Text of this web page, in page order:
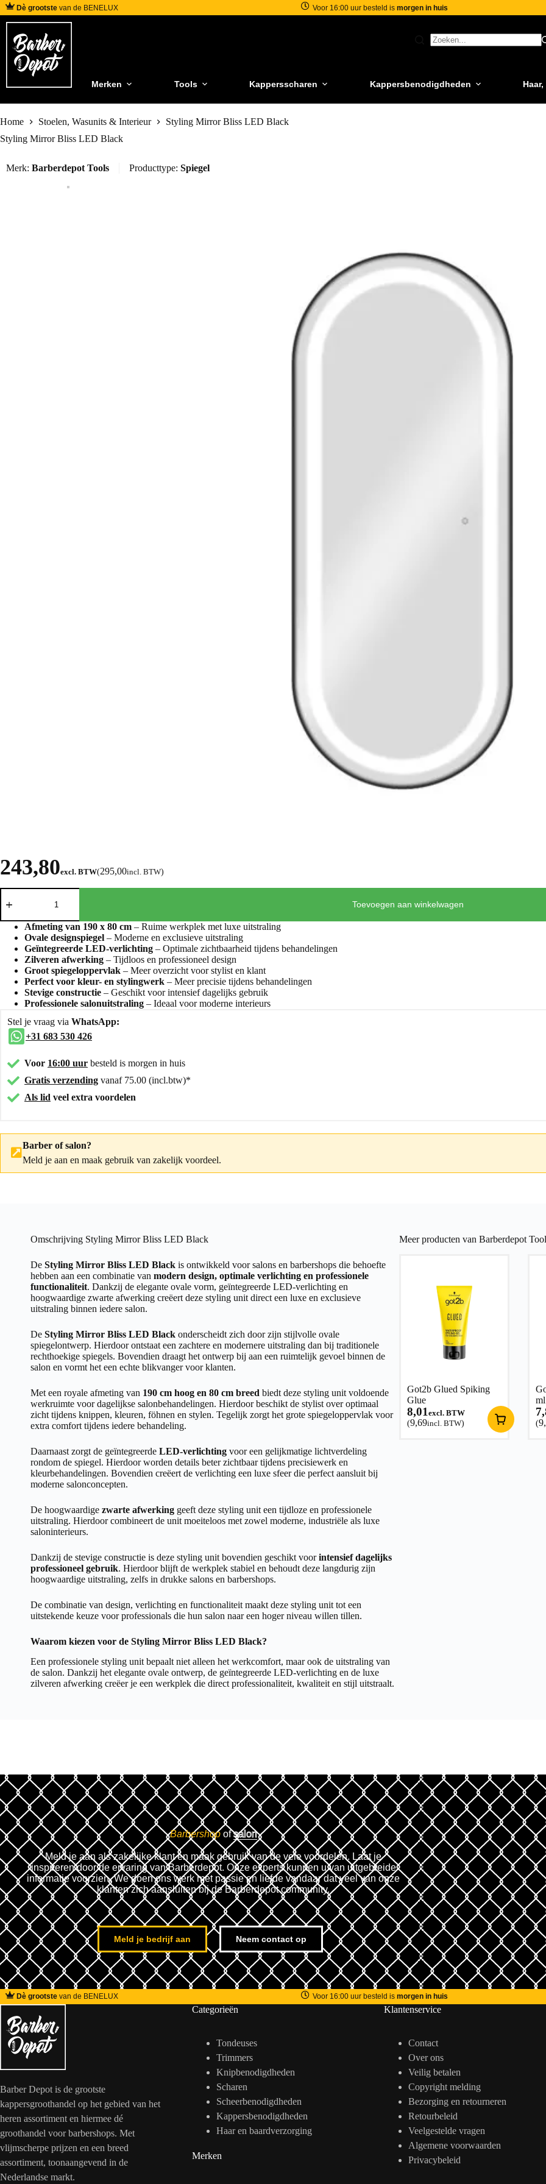
Dè grootste van de BENELUX Voor 16:00 uur besteld ismorgen in huis
Merken Tools Kappersscharen Kappersbenodigdheden
Home Stoelen, Wasunits & Interieur
Styling Mirror Bliss LED Black
Styling Mirror Bliss LED Black
Merk: Barberdepot Tools Producttype: Spiegel
243,80excl. BTW(295,00incl. BTW)
Toevoegen aan winkelwagen
Afmeting van 190 x 80 cm – Ruime werkplek met luxe uitstraling
Ovale designspiegel – Moderne en exclusieve uitstraling
Geïntegreerde LED-verlichting – Optimale zichtbaarheid tijdens behandelingen
Zilveren afwerking – Tijdloos en professioneel design
Groot spiegeloppervlak – Meer overzicht voor stylist en klant
Perfect voor kleur- en stylingwerk – Meer precisie tijdens behandelingen
Stevige constructie – Geschikt voor intensief dagelijks gebruik
Professionele salonuitstraling – Ideaal voor moderne interieurs
Stel je vraag via WhatsApp:
+31 683 530 426
Voor 16:00 uur besteld is morgen in huis
Gratis verzending vanaf 75.00 (incl.btw)*
Als lid veel extra voordelen
Barber of salon?
Meld je aan en maak gebruik van zakelijk voordeel.
Omschrijving Styling Mirror Bliss LED Black
De Styling Mirror Bliss LED Black is ontwikkeld voor salons en barbershops die behoefte
hebben aan een combinatie van modern design, optimale verlichting en professionele
functionaliteit. Dankzij de elegante ovale vorm, geïntegreerde LED-verlichting en
hoogwaardige zwarte afwerking creëert deze styling unit direct een luxe en exclusieve
uitstraling binnen iedere salon.
De Styling Mirror Bliss LED Black onderscheidt zich door zijn stijlvolle ovale
spiegelontwerp. Hierdoor ontstaat een zachtere en modernere uitstraling dan bij traditionele
rechthoekige spiegels. Bovendien draagt het ontwerp bij aan een ruimtelijk gevoel binnen de
salon en vormt het een echte blikvanger voor klanten.
Met een royale afmeting van 190 cm hoog en 80 cm breed biedt deze styling unit voldoende
werkruimte voor dagelijkse salonbehandelingen. Hierdoor beschikt de stylist over optimaal
zicht tijdens knippen, kleuren, föhnen en stylen. Tegelijk zorgt het grote spiegeloppervlak voor
extra comfort tijdens iedere behandeling.
Daarnaast zorgt de geïntegreerde LED-verlichting voor een gelijkmatige lichtverdeling
rondom de spiegel. Hierdoor worden details beter zichtbaar tijdens precisiewerk en
kleurbehandelingen. Bovendien creëert de verlichting een luxe sfeer die perfect aansluit bij
moderne salonconcepten.
De hoogwaardige zwarte afwerking geeft deze styling unit een tijdloze en professionele
uitstraling. Hierdoor combineert de unit moeiteloos met zowel moderne, industriële als luxe
saloninterieurs.
Dankzij de stevige constructie is deze styling unit bovendien geschikt voorintensief dagelijks
professioneel gebruik. Hierdoor blijft de werkplek stabiel en behoudt deze langdurig zijn
hoogwaardige uitstraling, zelfs in drukke salons en barbershops.
De combinatie van design, verlichting en functionaliteit maakt deze styling unit tot een
uitstekende keuze voor professionals die hun salon naar een hoger niveau willen tillen.
Waarom kiezen voor de Styling Mirror Bliss LED Black?
Een professionele styling unit bepaalt niet alleen het werkcomfort, maar ook de uitstraling van
de salon. Dankzij het elegante ovale ontwerp, de geïntegreerde LED-verlichting en de luxe
zilveren afwerking creëer je een werkplek die direct professionaliteit, kwaliteit en stijl uitstraalt.
Meer producten van Barberdepot
Got2b Glued Spiking
Glue
8,01 excl. BTW
(9,69incl. BTW)
ml
(
Barbershop of salon
Meld je aan als zakelijke klant en maak gebruik van de vele voordelen. Laat je
inspireren door de ervaring van Barberdepot. Onze experts kunnen u van uitgebreide
informatie voorzien. We doen ons werk met passie en liefde vandaar dat veel van onze
klanten zich aansluiten bij de Barberdepot community.
Meld je bedrijf aan Neem contact op
Dè grootste van de BENELUX Voor 16:00 uur besteld ismorgen in huis
Barber Depot is de grootste
kappersgroothandel op het gebied van het
heren assortiment en hiermee dé
groothandel voor barbershops. Met
vlijmscherpe prijzen en een breed
assortiment, toonaangevend in de
Nederlandse markt.
Categorieën
Tondeuses
Trimmers
Knipbenodigdheden
Scharen
Scheerbenodigdheden
Kappersbenodigdheden
Haar en baardverzorging
Merken
Klantenservice
Contact
Over ons
Veilig betalen
Copyright melding
Bezorging en retourneren
Retourbeleid
Veelgestelde vragen
Algemene voorwaarden
Privacybeleid